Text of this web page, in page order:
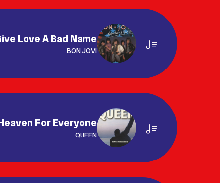
Love A Bad Name
BON JOVI
For Everyone
QUEEN